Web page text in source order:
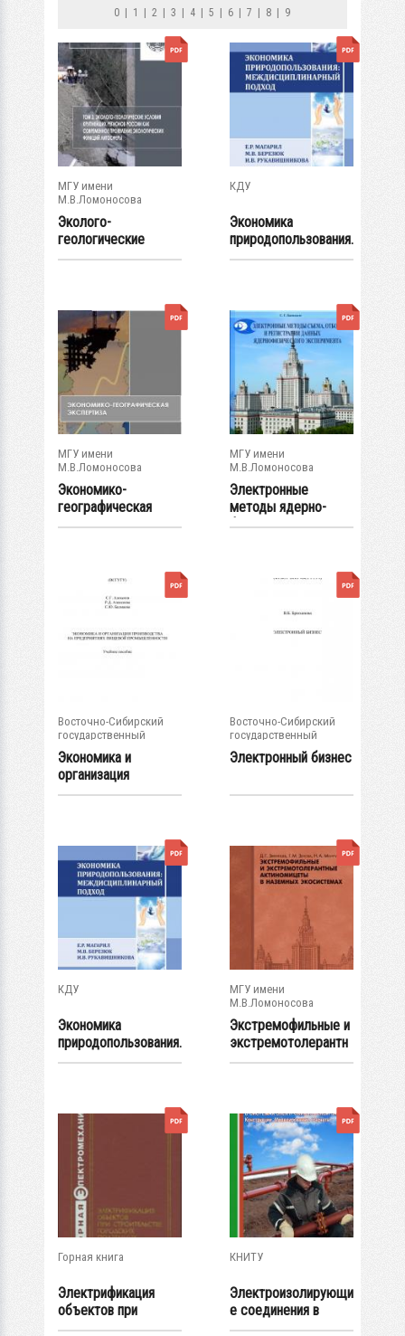
0
1 2 3 4 5 6 7 8 9
МГУ имени
М.В.Ломоносова
Эколого-
геологические
условия России. Том
КДУ
Экономика
природопользования.
Междисциплинарны
МГУ имени
М.В.Ломоносова
Экономико-
географическая
экспертиза
МГУ имени
М.В.Ломоносова
Электронные
методы ядерно-
физического
Восточно-Сибирский
государственный
университет...
Экономика и
организация
производства на...
Восточно-Сибирский
государственный
университет...
Электронный бизнес
КДУ
Экономика
природопользования.
Междисциплинарны
МГУ имени
М.В.Ломоносова
Экстремофильные и
экстремотолерантн
ые...
Горная книга
Электрификация
объектов при
строительстве...
КНИТУ
Электроизолирующи
е соединения в
системах...